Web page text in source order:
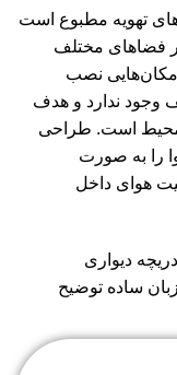
تهویه مطبوع است
فضاهای مختلف
مکان‌هایی نصب
وجود ندارد و هدف
محیط است. طراحی
را به صورت
هوای داخل
دیواری
ساده توضیح